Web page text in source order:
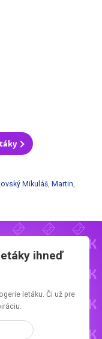
Mikuláš, Martin,
ihneď
letáku. Či už pre